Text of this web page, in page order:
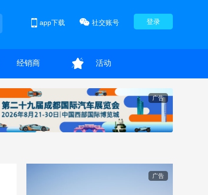
登录
社交账号
app下载
经销商 活动
广告
广告